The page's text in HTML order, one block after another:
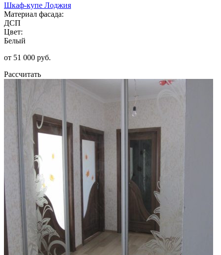
Шкаф-купе Лоджия
Материал фасада:
ДСП
Цвет:
Белый
от 51 000 руб.
Рассчитать